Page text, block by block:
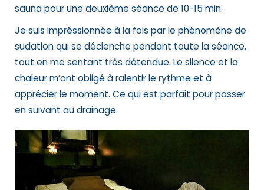
sauna pour une deuxième séance de 10-15 min.
Je suis impréssionnée à la fois par le phénomène de
sudation qui se déclenche pendant toute la séance,
tout en me sentant très détendue. Le silence et la
chaleur m’ont obligé à ralentir le rythme et à
apprécier le moment. Ce qui est parfait pour passer
en suivant au drainage.